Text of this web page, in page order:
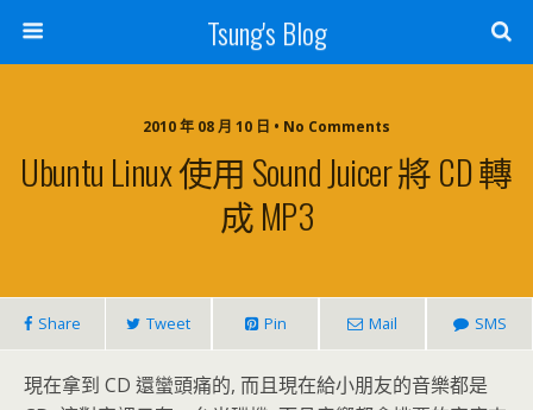
Tsung's Blog
2010 年 08 月 10 日 • No Comments
Ubuntu Linux 使用 Sound Juicer 將 CD 轉
成 MP3
Share Tweet Pin Mail SMS
現在拿到 CD 還蠻頭痛的, 而且現在給小朋友的音樂都是